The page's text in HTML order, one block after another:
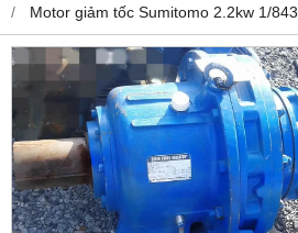
Motor giảm tốc Sumitomo 2.2kw 1/843